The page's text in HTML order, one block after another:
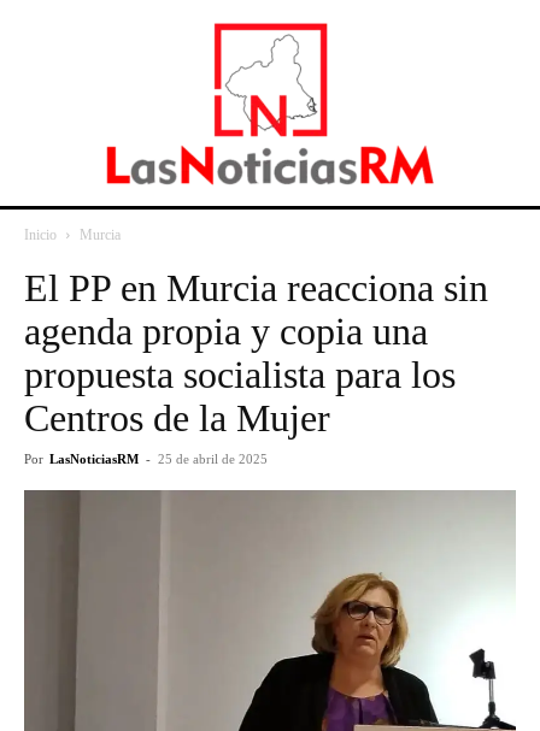
Inicio Murcia
El PP en Murcia reacciona sin
agenda propia y copia una
propuesta socialista para los
Centros de la Mujer
Por LasNoticiasRM - 25 de abril de 2025